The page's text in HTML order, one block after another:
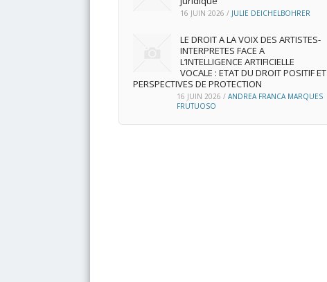
16 JUIN 2026 / JULIE DEICHELBOHRER
LE DROIT A LA VOIX DES ARTISTES-
INTERPRETES FACE A
L’INTELLIGENCE ARTIFICIELLE
VOCALE : ETAT DU DROIT POSITIF ET
PERSPECTIVES DE PROTECTION
16 JUIN 2026 / ANDREA FRANCA MARQUES
FRUTUOSO